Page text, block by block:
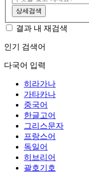
상세검색
결과 내 재검색
인기 검색어
다국어 입력
히라가나
가타카나
중국어
한글고어
그리스문자
프랑스어
독일어
히브리어
괄호기호